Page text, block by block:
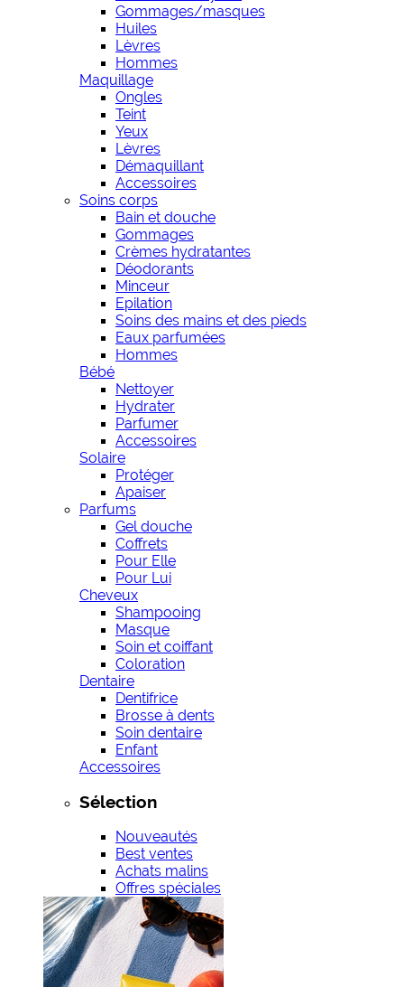
Gommages/masques
Huiles
Lèvres
Hommes
Maquillage
Ongles
Teint
Yeux
Lèvres
Démaquillant
Accessoires
Soins corps
Bain et douche
Gommages
Crèmes hydratantes
Déodorants
Minceur
Epilation
Soins des mains et des pieds
Eaux parfumées
Hommes
Bébé
Nettoyer
Hydrater
Parfumer
Accessoires
Solaire
Protéger
Apaiser
Parfums
Gel douche
Coffrets
Pour Elle
Pour Lui
Cheveux
Shampooing
Masque
Soin et coiffant
Coloration
Dentaire
Dentifrice
Brosse à dents
Soin dentaire
Enfant
Accessoires
Sélection
Nouveautés
Best ventes
Achats malins
Offres spéciales